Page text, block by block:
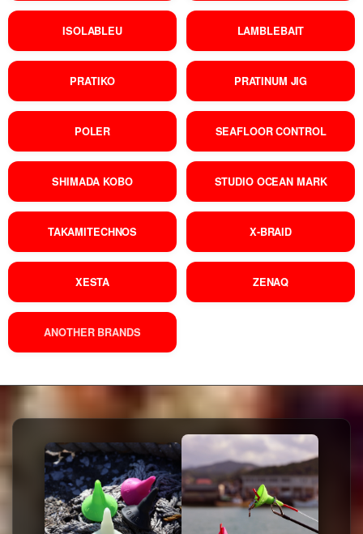
ISOLABLEU LAMBLEBAIT
PRATIKO PRATINUM JIG
POLER SEAFLOOR CONTROL
SHIMADA KOBO STUDIO OCEAN MARK
TAKAMITECHNOS X-BRAID
XESTA ZENAQ
ANOTHER BRANDS